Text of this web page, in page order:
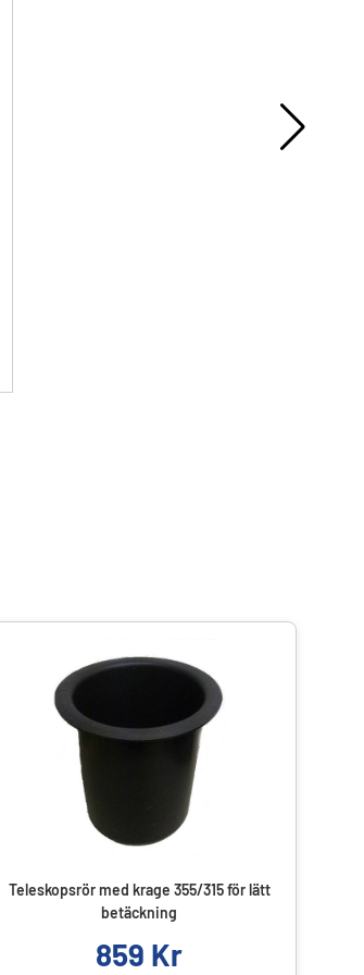
Teleskopsrör med krage 355/315 för lätt
betäckning
859 Kr